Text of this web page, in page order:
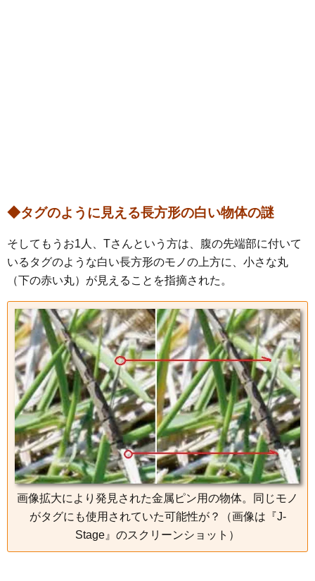
◆タグのように見える長方形の白い物体の謎
そしてもうお1人、Tさんという方は、腹の先端部に付いて
いるタグのような白い長方形のモノの上方に、小さな丸
（下の赤い丸）が見えることを指摘された。
画像拡大により発見された金属ピン用の物体。同じモノ
がタグにも使用されていた可能性が？（画像は『J-
Stage』のスクリーンショット）